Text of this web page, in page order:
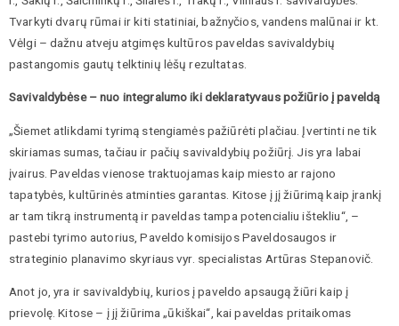
Tvarkyti dvarų rūmai ir kiti statiniai, bažnyčios, vandens malūnai ir kt.
Vėlgi – dažnu atveju atgimęs kultūros paveldas savivaldybių
pastangomis gautų telktinių lėšų rezultatas.
Savivaldybėse – nuo integralumo iki deklaratyvaus požiūrio į paveldą
„Šiemet atlikdami tyrimą stengiamės pažiūrėti plačiau. Įvertinti ne tik
skiriamas sumas, tačiau ir pačių savivaldybių požiūrį. Jis yra labai
įvairus. Paveldas vienose traktuojamas kaip miesto ar rajono
tapatybės, kultūrinės atminties garantas. Kitose į jį žiūrimą kaip įrankį
ar tam tikrą instrumentą ir paveldas tampa potencialiu ištekliu“, –
pastebi tyrimo autorius, Paveldo komisijos Paveldosaugos ir
strateginio planavimo skyriaus vyr. specialistas Artūras Stepanovič.
Anot jo, yra ir savivaldybių, kurios į paveldo apsaugą žiūri kaip į
prievolę. Kitose – į jį žiūrima „ūkiškai“, kai paveldas pritaikomas